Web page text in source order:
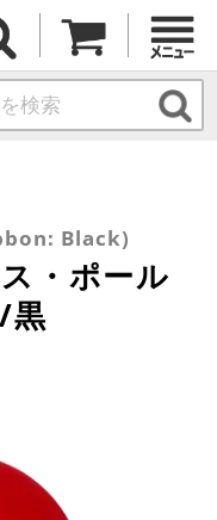
Black)
・ポール
黒